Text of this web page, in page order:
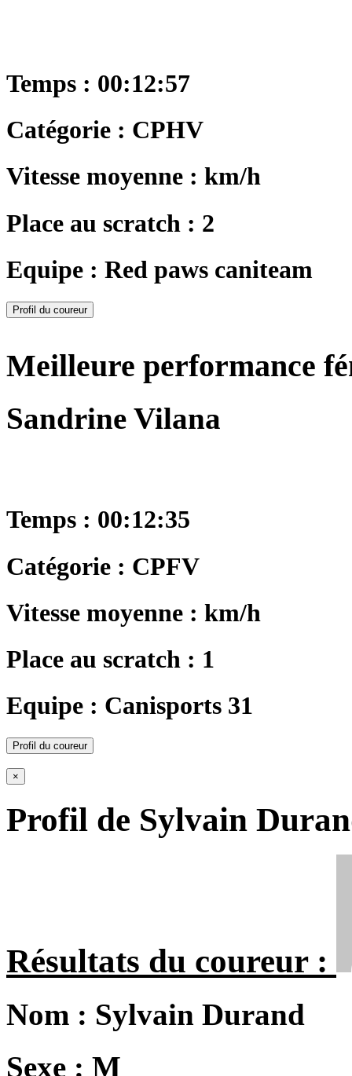
Temps : 00:12:57
Catégorie : CPHV
Vitesse moyenne : km/h
Place au scratch : 2
Equipe : Red paws caniteam
Profil du coureur
Meilleure performance
Sandrine Vilana
Temps : 00:12:35
Catégorie : CPFV
Vitesse moyenne : km/h
Place au scratch : 1
Equipe : Canisports 31
Profil du coureur
×
Profil de Sylvain
Résultats du coureur :
Nom : Sylvain Durand
Sexe : M